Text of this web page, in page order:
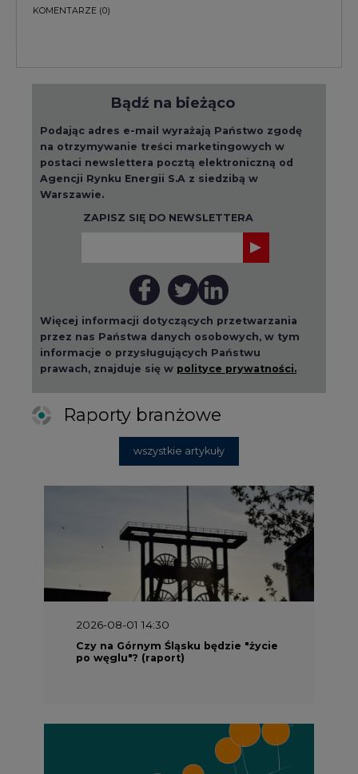
KOMENTARZE (0)
Bądź na bieżąco
Podając adres e-mail wyrażają Państwo zgodę
na otrzymywanie treści marketingowych w
postaci newslettera pocztą elektroniczną od
Agencji Rynku Energii S.A z siedzibą w
Warszawie.
ZAPISZ SIĘ DO NEWSLETTERA
Więcej informacji dotyczących przetwarzania
przez nas Państwa danych osobowych, w tym
informacje o przysługujących Państwu
prawach, znajduje się w polityce prywatności.
Raporty branżowe
wszystkie artykuły
2026-08-01 14:30
Czy na Górnym Śląsku będzie "życie
po węglu"? (raport)